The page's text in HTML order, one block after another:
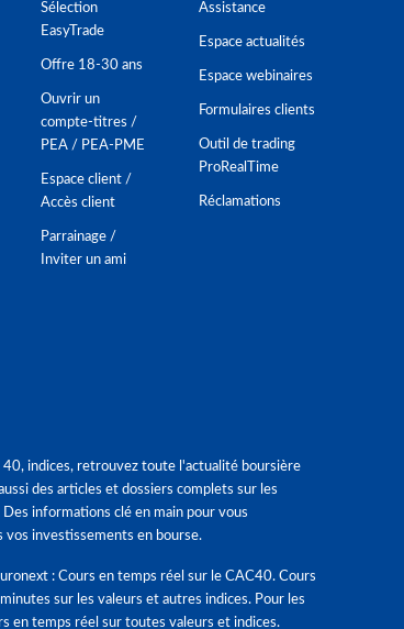
Sélection
EasyTrade
Offre 18-30 ans
Ouvrir un
compte-titres /
PEA / PEA-PME
Espace client /
Accès client
Parrainage /
Inviter un ami
Assistance
Espace actualités
Espace webinaires
Formulaires clients
Outil de trading
ProRealTime
Réclamations
40, indices, retrouvez toute l'actualité boursière
des articles et dossiers complets sur les
informations clé en main pour vous
vos investissements en bourse.
: Cours en temps réel sur le CAC40. Cours
sur les valeurs et autres indices. Pour les
en temps réel sur toutes valeurs et indices.